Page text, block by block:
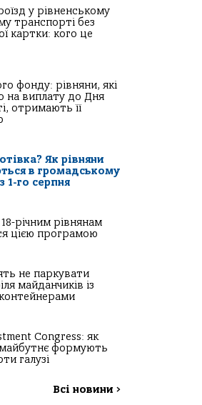
у рівненському
транспорті без
картки: кого це
фонду: рівняни, які
на виплату до Дня
отримають її
Як рівняни
в громадському
1-го серпня
річним рівнянам
цією програмою
не паркувати
майданчиків із
Congress: як
майбутнє формують
галузі
Всі новини >